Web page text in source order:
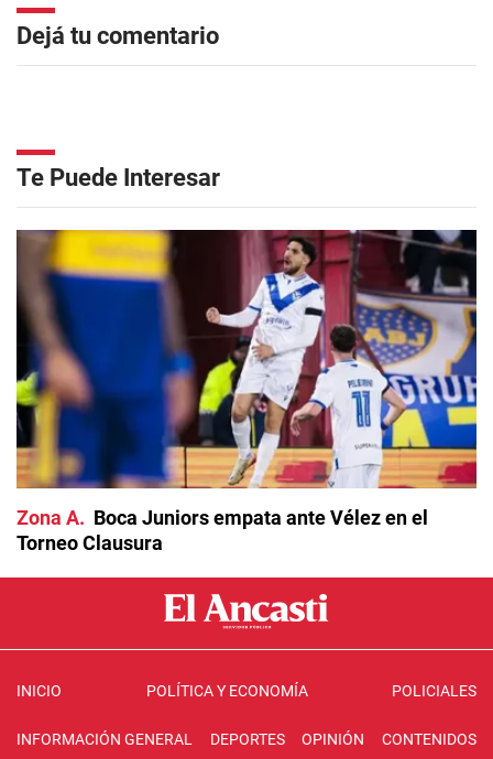
Dejá tu comentario
Te Puede Interesar
Zona A
Boca Juniors empata ante Vélez en el
Torneo Clausura
INICIO POLÍTICA Y ECONOMÍA POLICIALES
INFORMACIÓN GENERAL DEPORTES OPINIÓN CONTENIDOS